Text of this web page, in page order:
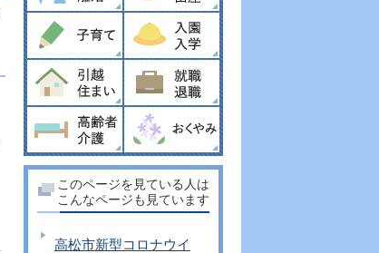
このページを見ている人は
こんなページも見ています
高松市新型コロナウイ